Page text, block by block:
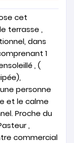
cet
terrasse ,
dans
1
, (
personne
et le calme
Proche du
,
commercial